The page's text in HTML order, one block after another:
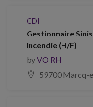
CDI
Gestionnaire
Incendie (H/F)
byVO RH
59700 Marcq-